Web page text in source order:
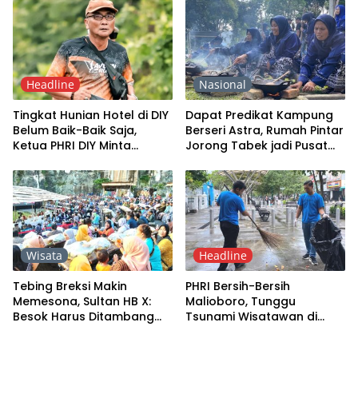
Headline
Tingkat Hunian Hotel di DIY
Belum Baik-Baik Saja,
Ketua PHRI DIY Minta
Nasional
Dapat Predikat Kampung
Berseri Astra, Rumah Pintar
Jorong Tabek jadi Pusat
Sirkular
Wisata
Tebing Breksi Makin
Memesona, Sultan HB X:
Besok Harus Ditambang
Headline
PHRI Bersih-Bersih
Malioboro, Tunggu
Tsunami Wisatawan di